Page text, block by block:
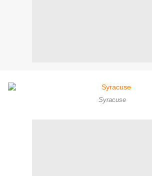
Syracuse